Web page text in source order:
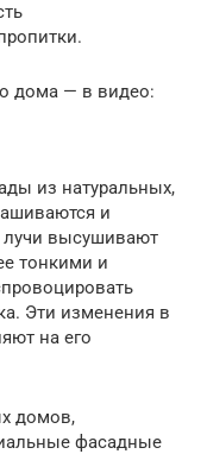
дома — в видео:
из натуральных,
и
лучи высушивают
тонкими и
Эти изменения в
на его
домов,
фасадные